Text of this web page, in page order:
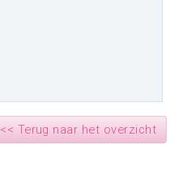
<< Terug naar het overzicht